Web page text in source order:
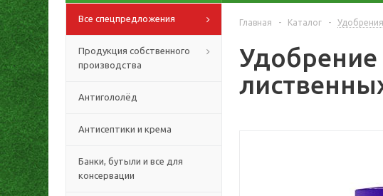
Все спецпредложения
Продукция собственного
производства
Антигололёд
Антисептики и крема
Банки, бутыли и все для
консервации
Главная - Каталог - Удобрения